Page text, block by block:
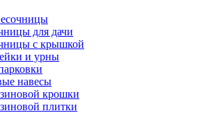
для дачи
с крышкой
и урны
навесы
крошки
плитки